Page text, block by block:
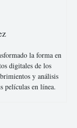
la forma en
digitales de los
y análisis
películas en línea.